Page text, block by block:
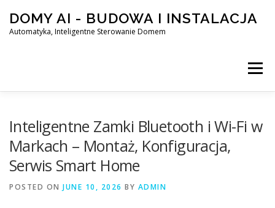
content
DOMY AI - BUDOWA I INSTALACJA
Automatyka, Inteligentne Sterowanie Domem
Menu
SMART DOM AI – AUTOMATYKA, INTELIGENTNE
Inteligentne Zamki Bluetooth i Wi-Fi w
Markach – Montaż, Konfiguracja,
Serwis Smart Home
POSTED ON JUNE 10, 2026 BY ADMIN